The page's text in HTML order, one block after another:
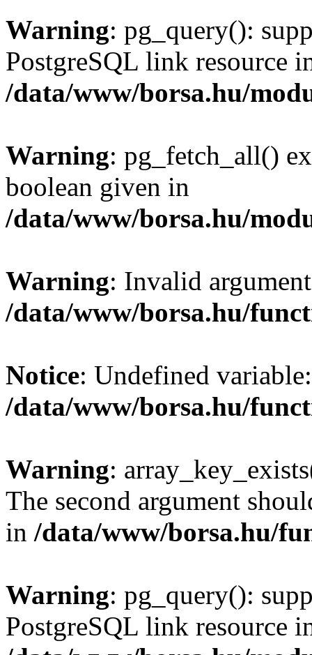
Warning: pg_query():
PostgreSQL link resource
/data/www/borsa.hu/
Warning: pg_fetch_all()
boolean given in
/data/www/borsa.hu/
Warning: Invalid
/data/www/borsa.hu/
Notice: Undefined
/data/www/borsa.hu/
Warning:
The second argument
in /data/www/borsa.hu/
Warning: pg_query():
PostgreSQL link resource